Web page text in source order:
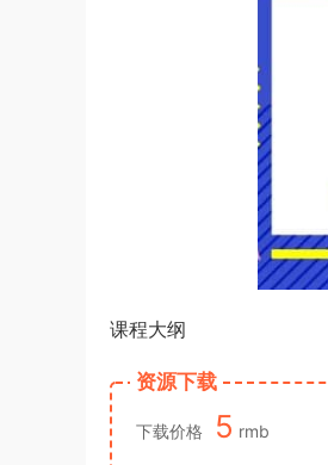
课程大纲
资源下载
下载价格 5 rmb